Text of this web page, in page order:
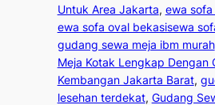
Untuk Area Jakarta, ewa
ewa sofa oval bekasisewa
gudang sewa meja ibm murah
Meja Kotak Lengkap Dengan
Kembangan Jakarta Barat,
lesehan terdekat, Gudang